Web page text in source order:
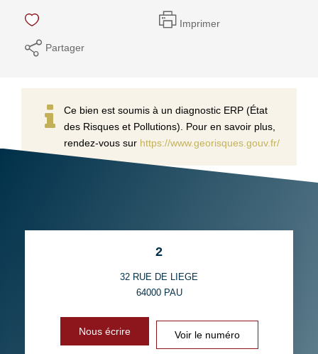
Imprimer
Partager
Ce bien est soumis à un diagnostic ERP (État
des Risques et Pollutions). Pour en savoir plus,
rendez-vous sur https://www.georisques.gouv.fr/
2
32 RUE DE LIEGE
64000 PAU
Nous écrire Voir le numéro